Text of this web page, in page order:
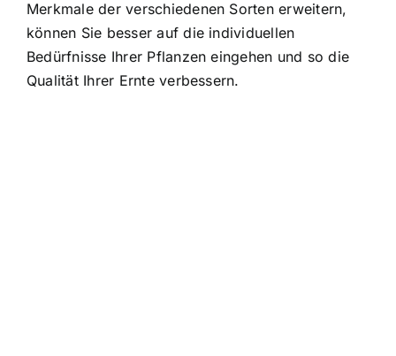
Merkmale der verschiedenen Sorten erweitern,
können Sie besser auf die individuellen
Bedürfnisse Ihrer Pflanzen eingehen und so die
Qualität Ihrer Ernte verbessern.